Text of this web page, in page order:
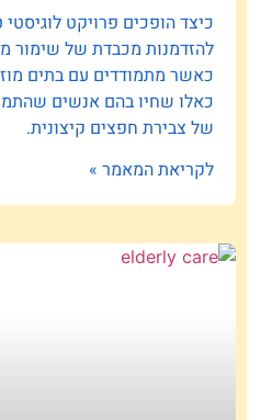
כיצד הופכים פרויקט לוגיסטי
להזדמנות מכבדת של שימור
כאשר מתמודדים עם בתים
כאלו שחיו בהם אנשים
של צבירת חפצים קיצונית.
לקריאת המאמר »